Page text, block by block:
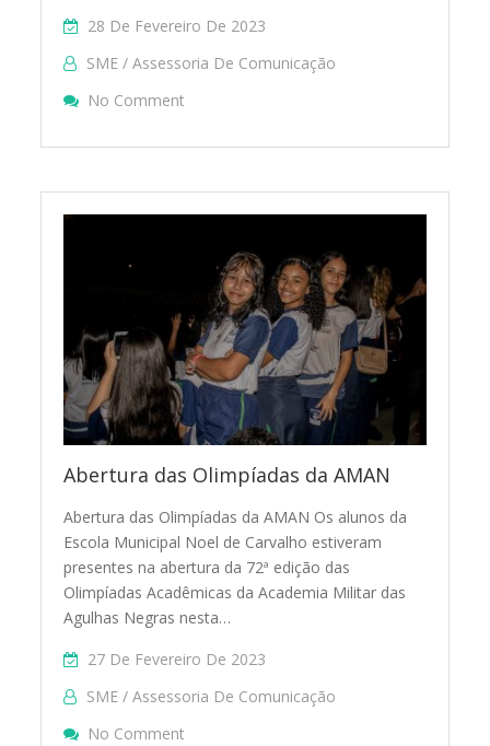
28 De Fevereiro De 2023
SME / Assessoria De Comunicação
No Comment
Abertura das Olimpíadas da AMAN
Abertura das Olimpíadas da AMAN Os alunos da
Escola Municipal Noel de Carvalho estiveram
presentes na abertura da 72ª edição das
Olimpíadas Acadêmicas da Academia Militar das
Agulhas Negras nesta…
27 De Fevereiro De 2023
SME / Assessoria De Comunicação
No Comment